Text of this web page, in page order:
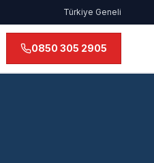
Türkiye Geneli
0850 305 2905